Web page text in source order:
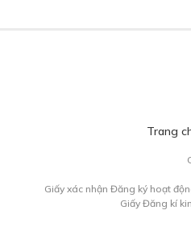
Trang
Giấy xác nhận Đăng ký hoạt
Giấy Đăng kí